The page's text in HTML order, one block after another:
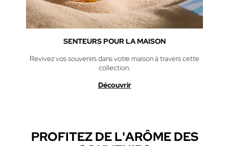
SENTEURS POUR LA MAISON
Revivez vos souvenirs dans votre maison à travers cette
collection.
Découvrir
PROFITEZ DE L'ARÔME DES